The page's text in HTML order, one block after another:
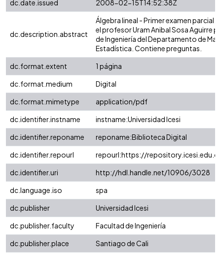
dc.date.issued
2008-02-15T14:52:38Z
dc.description.abstract
Álgebra lineal - Primer examen parcial.
el profesor Uram Anibal Sosa Aguirre
de Ingeniería del Departamento de
Estadística. Contiene preguntas.
dc.format.extent
1 página
dc.format.medium
Digital
dc.format.mimetype
application/pdf
dc.identifier.instname
instname:Universidad Icesi
dc.identifier.reponame
reponame:Biblioteca Digital
dc.identifier.repourl
repourl:https://
dc.identifier.uri
http://hdl.handle.net/10906/3028
dc.language.iso
spa
dc.publisher
Universidad Icesi
dc.publisher.faculty
Facultad de Ingeniería
dc.publisher.place
Santiago de Cali